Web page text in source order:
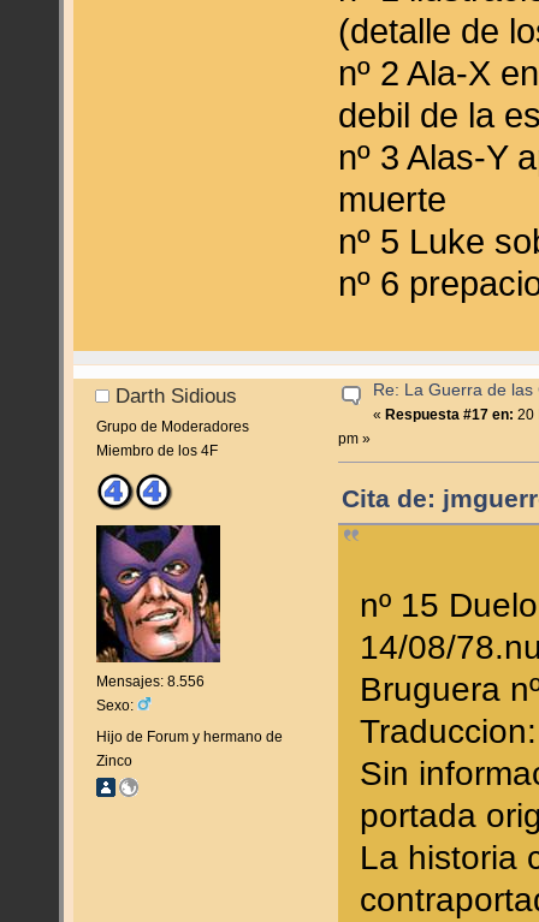
(detalle de
nº 2 Ala-X
debil de la
nº 3 Alas-Y
muerte
nº 5 Luke
nº 6
Darth Sidious
Grupo de Moderadores
Miembro de los 4F
Mensajes: 8.556
Sexo:
Hijo de Forum y hermano de
Zinco
Re: La Guerra de las
« Respuesta #17 en: 20
pm »
Cita de:
nº 15
14/08/
Bruguera
Sin
portada
La historia